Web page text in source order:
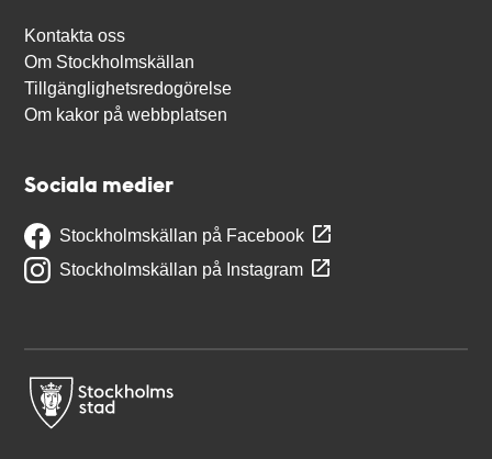
Kontakta oss
Om Stockholmskällan
Tillgänglighetsredogörelse
Om kakor på webbplatsen
Sociala medier
Stockholmskällan på Facebook
Stockholmskällan på Instagram